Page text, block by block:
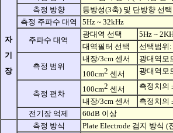
자
기
장
측정 방향
등방성(3축) 및 단방향 선
측정 주파수 대역
5Hz ~ 32kHz
주파수 대역
광대역 선택
5Hz ~
대역필터 선택
선택범위:
측정 범위
내장/3cm 센서
광대역모
100cm2 센서 광대역모
측정 편차
100cm2 센서
측정치의
내장/3cm 센서
측정치의
전기장 억제
60dB 이상
측정 방식
Plate Electrode 검지 방식 (